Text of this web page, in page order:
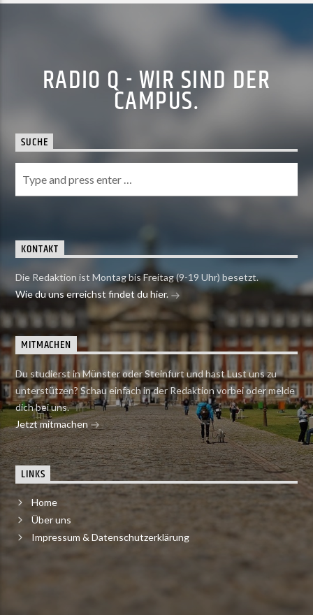
RADIO Q - WIR SIND DER
CAMPUS.
SUCHE
KONTAKT
Die Redaktion ist Montag bis Freitag (9-19 Uhr) besetzt.
Wie du uns erreichst findet du hier.
MITMACHEN
Du studierst in Münster oder Steinfurt und hast Lust uns zu
unterstützen? Schau einfach in der Redaktion vorbei oder melde
dich bei uns.
Jetzt mitmachen
LINKS
Home
Über uns
Impressum & Datenschutzerklärung